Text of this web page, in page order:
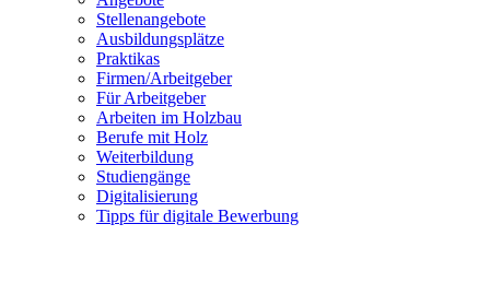
Stellenangebote
Ausbildungsplätze
Praktikas
Firmen/Arbeitgeber
Für Arbeitgeber
Arbeiten im Holzbau
Berufe mit Holz
Weiterbildung
Studiengänge
Digitalisierung
Tipps für digitale Bewerbung